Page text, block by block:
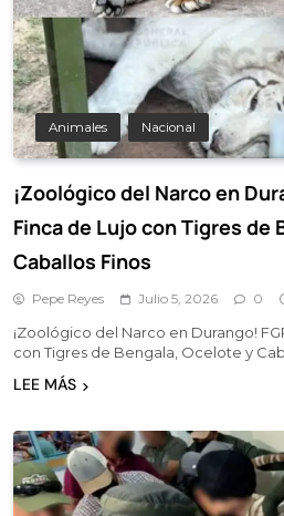
Animales Nacional
¡Zoológico del Narco en
Finca de Lujo con Tigres de
Caballos Finos
Pepe Reyes Julio 5, 2026 0
¡Zoológico del Narco en Durango!
con Tigres de Bengala, Ocelote y
LEE MÁS